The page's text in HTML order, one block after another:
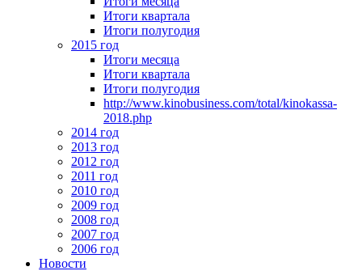
Итоги квартала
Итоги полугодия
2015 год
Итоги месяца
Итоги квартала
Итоги полугодия
http://www.kinobusiness.com/total/kinokassa-
2018.php
2014 год
2013 год
2012 год
2011 год
2010 год
2009 год
2008 год
2007 год
2006 год
Новости